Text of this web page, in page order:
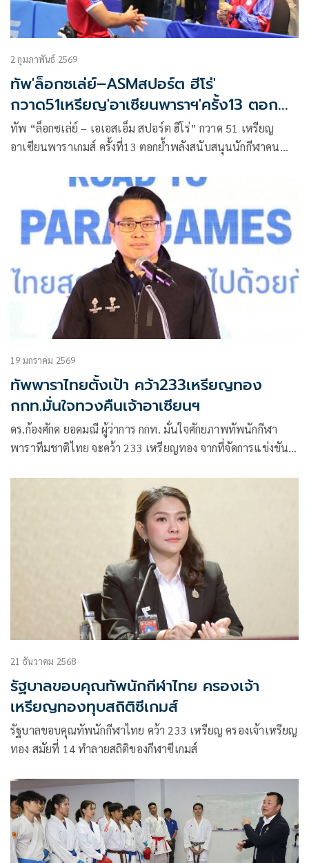
2 กุมภาพันธ์ 2569
ทัพ'ล็อกซเล่ย์–ASMสปอร์ต ฮีโร่'
กวาด51เหรียญ'อาเซียนพาราฯ'ครั้ง13 ตอกย้ำ
หนุนนักกีฬาไทย
ทัพ “ล็อกซเล่ย์ – เอเอสเอ็ม สปอร์ต ฮีโร่” กวาด 51 เหรียญ
อาเซียนพาราเกมส์ ครั้งที่13 ตอกย้ำพลังสนับสนุนนักกีฬาคน
19 มกราคม 2569
ทัพพาราไทยตั้งเป้า คว้า233เหรียญทอง
กกท.มั่นใจทวงคืนเจ้าอาเซียนฯ
ดร.ก้องศักด ยอดมณี ผู้ว่าการ กกท. มั่นใจศักยภาพทัพนักกีฬา
พาราทีมชาติไทย จะคว้า 233 เหรียญทอง จากที่จัดการแข่งขัน
ทอง ในมหกรรมกีฬาอาเซียนพาราเกมส์ ครั้งที่ 13 โดย กรีฑา
และ ว่ายน้ำ วางเป้าสูงสุดกีฬาละ 61 เหรียญทอง
21 ธันวาคม 2568
รัฐบาลขอบคุณทัพนักกีฬาไทย ครองเจ้า
เหรียญทองทุบสถิติซีเกมส์
รัฐบาลขอบคุณทัพนักกีฬาไทย คว้า 233 เหรียญ ครองเจ้าเหรียญ
ทอง สมัยที่ 14 ทำลายสถิติของกีฬาซีเกมส์